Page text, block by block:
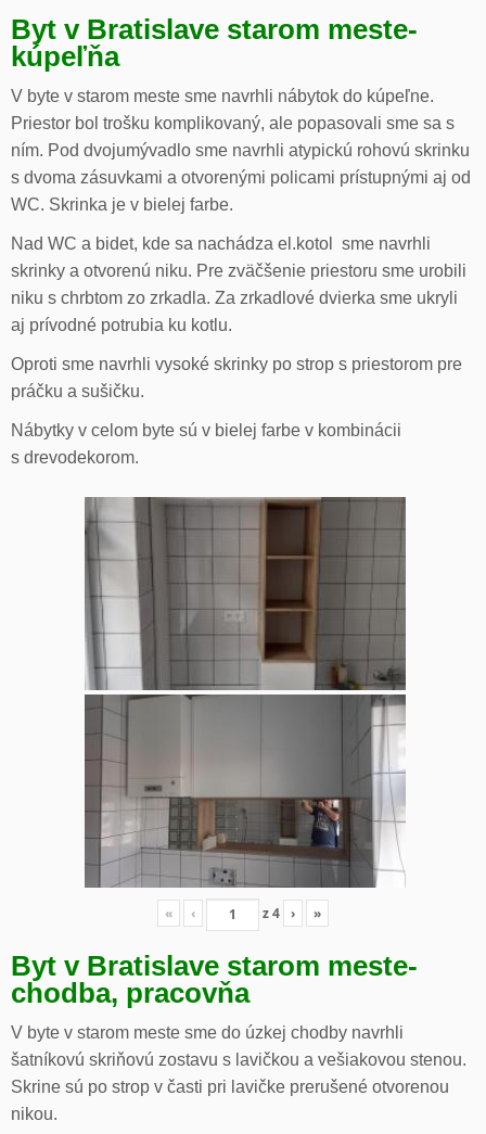
Byt v Bratislave starom meste-
kúpeľňa
V byte v starom meste sme navrhli nábytok do kúpeľne.
Priestor bol trošku komplikovaný, ale popasovali sme sa s
ním. Pod dvojumývadlo sme navrhli atypickú rohovú skrinku
s dvoma zásuvkami a otvorenými policami prístupnými aj od
WC. Skrinka je v bielej farbe.
Nad WC a bidet, kde sa nachádza el.kotol sme navrhli
skrinky a otvorenú niku. Pre zväčšenie priestoru sme urobili
niku s chrbtom zo zrkadla. Za zrkadlové dvierka sme ukryli
aj prívodné potrubia ku kotlu.
Oproti sme navrhli vysoké skrinky po strop s priestorom pre
práčku a sušičku.
Nábytky v celom byte sú v bielej farbe v kombinácii
s drevodekorom.
« ‹ z4 › »
Byt v Bratislave starom meste-
chodba, pracovňa
V byte v starom meste sme do úzkej chodby navrhli
šatníkovú skriňovú zostavu s lavičkou a vešiakovou stenou.
Skrine sú po strop v časti pri lavičke prerušené otvorenou
nikou.